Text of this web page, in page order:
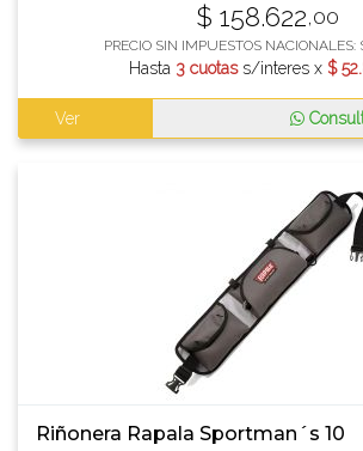
$ 158.622,00
PRECIO SIN IMPUESTOS NACIONALES:
Hasta 3 cuotass/interes x $
Ver
Riñonera Rapala Sportman´s 10